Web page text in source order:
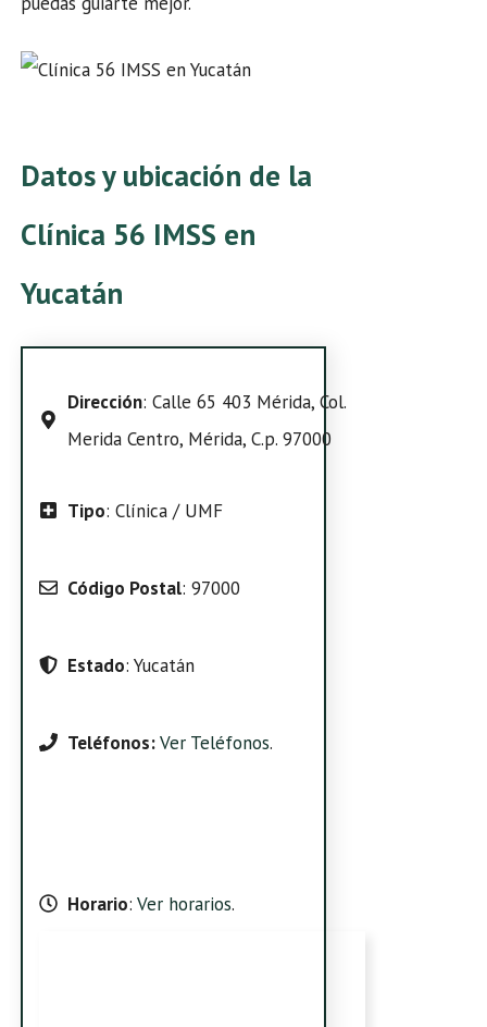
Datos y ubicación de la
Clínica 56 IMSS en
Yucatán
Dirección: Calle 65 403 Mérida, Col.
Merida Centro, Mérida, C.p. 97000
Tipo: Clínica / UMF
Código Postal: 97000
Estado: Yucatán
Teléfonos:Ver Teléfonos.
Horario: Ver horarios.